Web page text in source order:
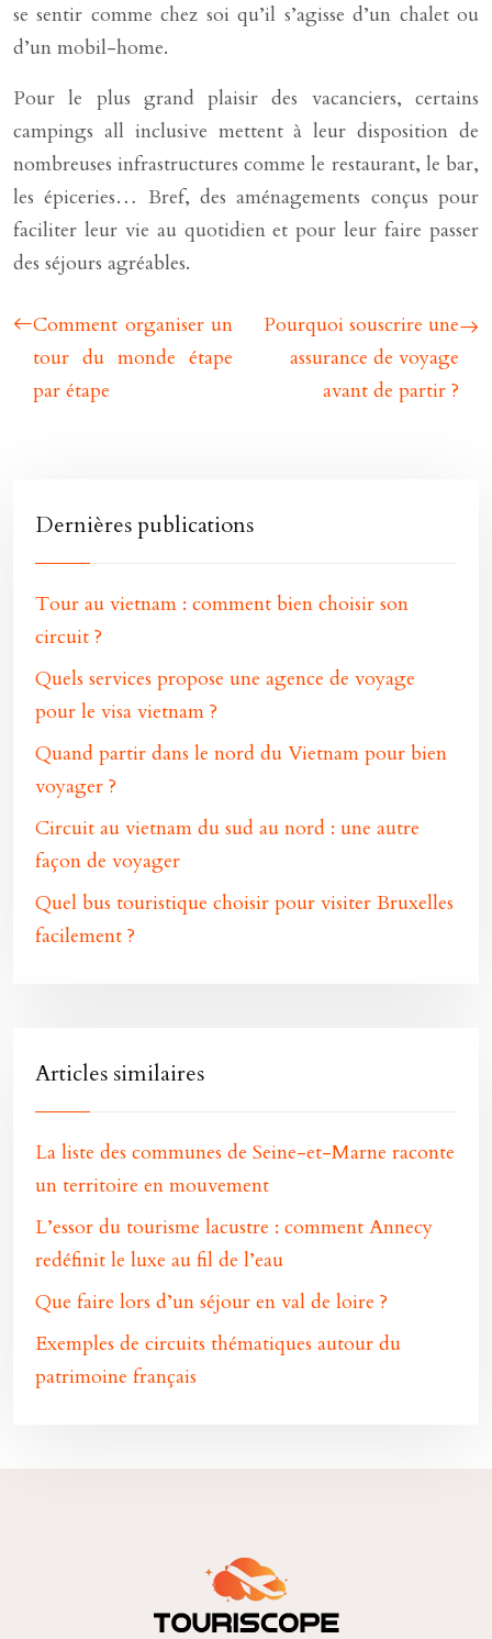
se sentir comme chez soi qu’il s’agisse d’un chalet ou
d’un mobil-home.
Pour le plus grand plaisir des vacanciers, certains
campings all inclusive mettent à leur disposition de
nombreuses infrastructures comme le restaurant, le bar,
les épiceries… Bref, des aménagements conçus pour
faciliter leur vie au quotidien et pour leur faire passer
des séjours agréables.
Comment organiser un
tour du monde étape
par étape
Pourquoi souscrire une
assurance de voyage
avant de partir ?
Dernières publications
Tour au vietnam : comment bien choisir son
circuit ?
Quels services propose une agence de voyage
pour le visa vietnam ?
Quand partir dans le nord du Vietnam pour bien
voyager ?
Circuit au vietnam du sud au nord : une autre
façon de voyager
Quel bus touristique choisir pour visiter Bruxelles
facilement ?
Articles similaires
La liste des communes de Seine-et-Marne raconte
un territoire en mouvement
L’essor du tourisme lacustre : comment Annecy
redéfinit le luxe au fil de l’eau
Que faire lors d’un séjour en val de loire ?
Exemples de circuits thématiques autour du
patrimoine français